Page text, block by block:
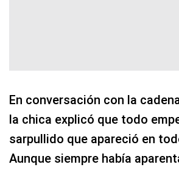
En conversación con la
la chica explicó que todo
sarpullido que apareció en
Aunque siempre había